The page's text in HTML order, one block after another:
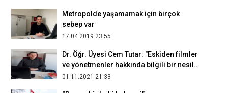
Metropolde yaşamamak için birçok
sebep var
17.04.2019 23:55
Dr. Öğr. Üyesi Cem Tutar: "Eskiden filmler
ve yönetmenler hakkında bilgili bir nesil
vardı"
01.11.2021 21:33